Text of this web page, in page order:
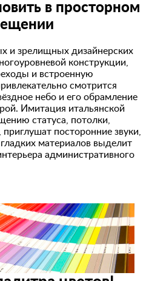
в просторном
и зрелищных дизайнерских
конструкции,
и встроенную
смотрится
небо и его обрамление
Имитация итальянской
статуса, потолки,
посторонние звуки,
материалов выделит
административного